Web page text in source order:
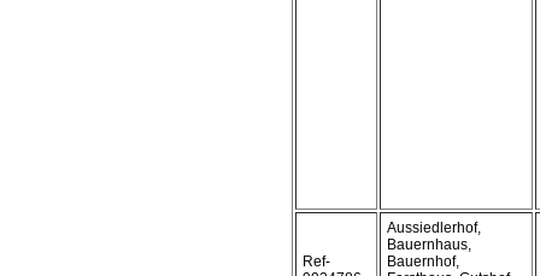
Ref-
Aussiedlerhof,
Bauernhaus,
Bauernhof,